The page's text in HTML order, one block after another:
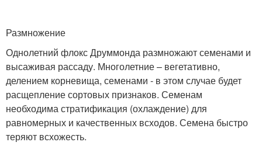
Размножение
Однолетний флокс Друммонда размножают семенами и
высаживая рассаду. Многолетние – вегетативно,
делением корневища, семенами - в этом случае будет
расщепление сортовых признаков. Семенам
необходима стратификация (охлаждение) для
равномерных и качественных всходов. Семена быстро
теряют всхожесть.